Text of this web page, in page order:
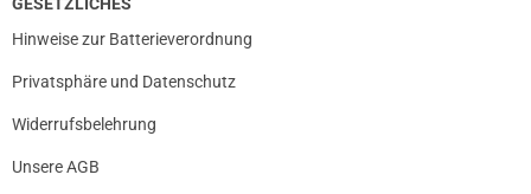
Hinweise zur Batterieverordnung
Privatsphäre und Datenschutz
Widerrufsbelehrung
Unsere AGB